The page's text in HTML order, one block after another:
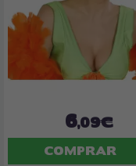
6,09€
COMPRAR